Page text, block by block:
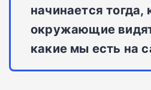
начинается тогда,
окружающие
какие мы есть на